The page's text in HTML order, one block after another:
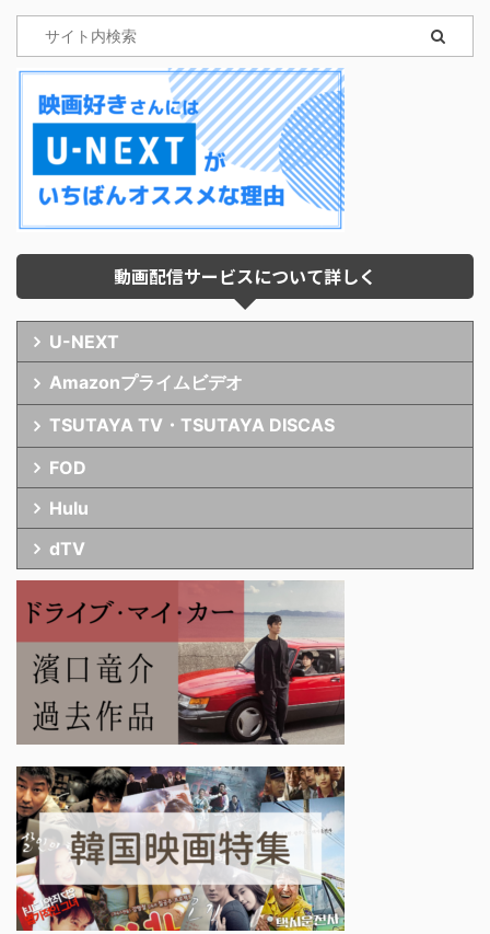
動画配信サービスについて詳しく
U-NEXT
Amazonプライムビデオ
TSUTAYA TV・TSUTAYA DISCAS
FOD
Hulu
dTV